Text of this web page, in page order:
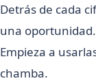
Detrás de cada
una
Empieza a
chamba.